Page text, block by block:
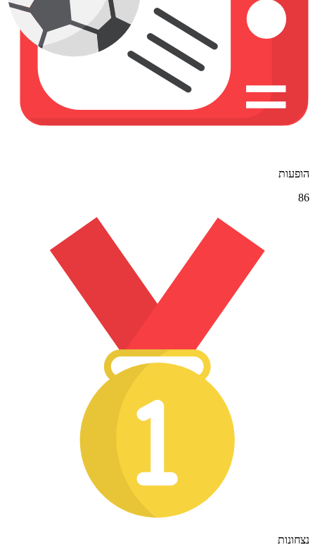
הופעות
86
נצחונות